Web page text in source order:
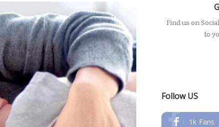
Find us on
to
Follow US
1k Fans